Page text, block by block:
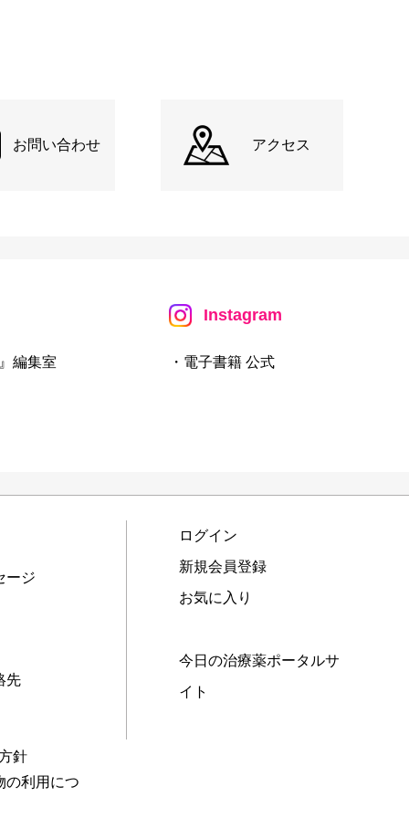
お問い合わせ アクセス
編集室
Instagram
・電子書籍 公式
ージ
先
針
の利用につ
ログイン
新規会員登録
お気に入り
今日の治療薬ポータルサ
イト